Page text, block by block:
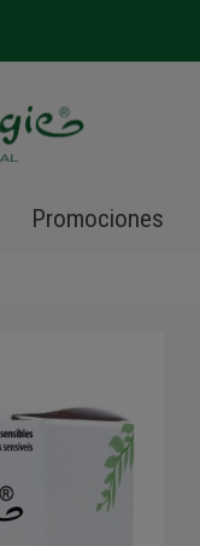
Promociones